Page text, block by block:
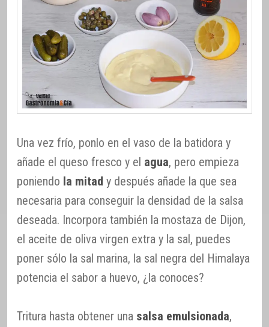
Una vez frío, ponlo en el vaso de la batidora y
añade el queso fresco y el agua, pero empieza
poniendo la mitad y después añade la que sea
necesaria para conseguir la densidad de la salsa
deseada. Incorpora también la mostaza de Dijon,
el aceite de oliva virgen extra y la sal, puedes
poner sólo la sal marina, la sal negra del Himalaya
potencia el sabor a huevo, ¿la conoces?
Tritura hasta obtener una salsa emulsionada,